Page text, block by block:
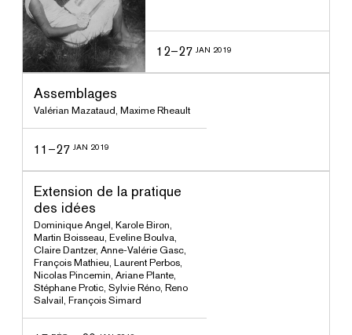
12–27 JAN 2019
Assemblages
Valérian Mazataud,Maxime Rheault
11–27 JAN 2019
Extension de la pratique
des idées
Dominique Angel,Karole Biron,
Martin Boisseau,Eveline Boulva,
Claire Dantzer,Anne-Valérie Gasc,
François Mathieu,Laurent Perbos,
Nicolas Pincemin,Ariane Plante,
Stéphane Protic,Sylvie Réno,Reno
Salvail,François Simard